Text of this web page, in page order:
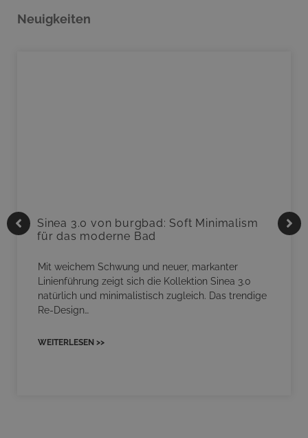
Neuigkeiten
Sinea 3.0 von burgbad: Soft Minimalism
für das moderne Bad
Mit weichem Schwung und neuer, markanter
Linienführung zeigt sich die Kollektion Sinea 3.0
natürlich und minimalistisch zugleich. Das trendige
Re-Design…
WEITERLESEN >>